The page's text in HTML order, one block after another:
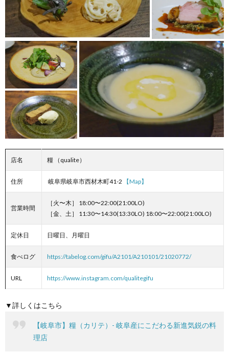
店名 糧 （qualite）
住所 岐阜県岐阜市西材木町41-2 【Map】
営業時間
［火〜木］ 18:00〜22:00(21:00LO)
［金、土］ 11:30〜14:30(13:30LO) 18:00〜22:00(21:00LO)
定休日 日曜日、月曜日
食べログ https://tabelog.com/gifu/A2101/A210101/21020772/
URL https://www.instagram.com/qualitegifu
▼詳しくはこちら
【岐阜市】糧（カリテ）- 岐阜産にこだわる新進気鋭の料
理店